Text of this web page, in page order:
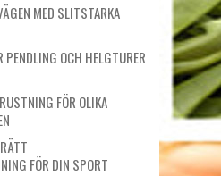
MED SLITSTARKA
PENDLING OCH HELGTURER
FÖR OLIKA
FÖR DIN SPORT